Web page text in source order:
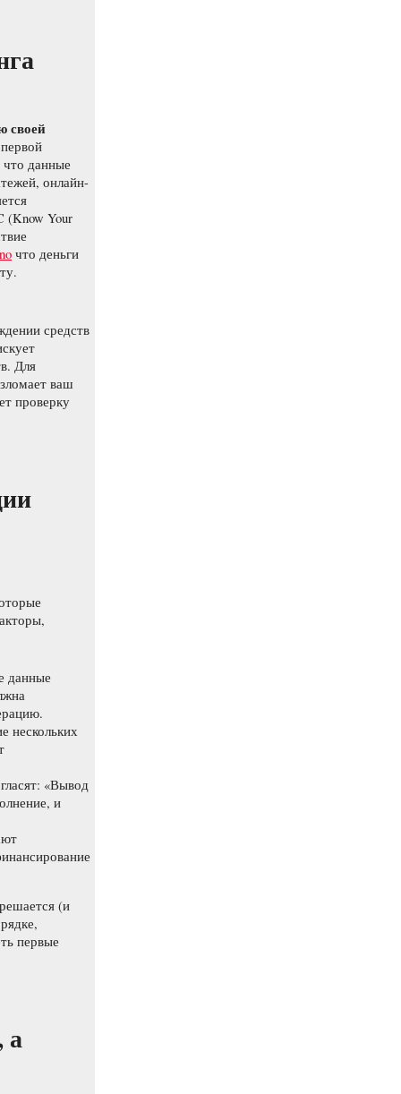
своей
что данные
онлайн-
(Know Your
что деньги
средств
Для
ваш
проверку
данные
нескольких
«Вывод
и
(и
первые
а